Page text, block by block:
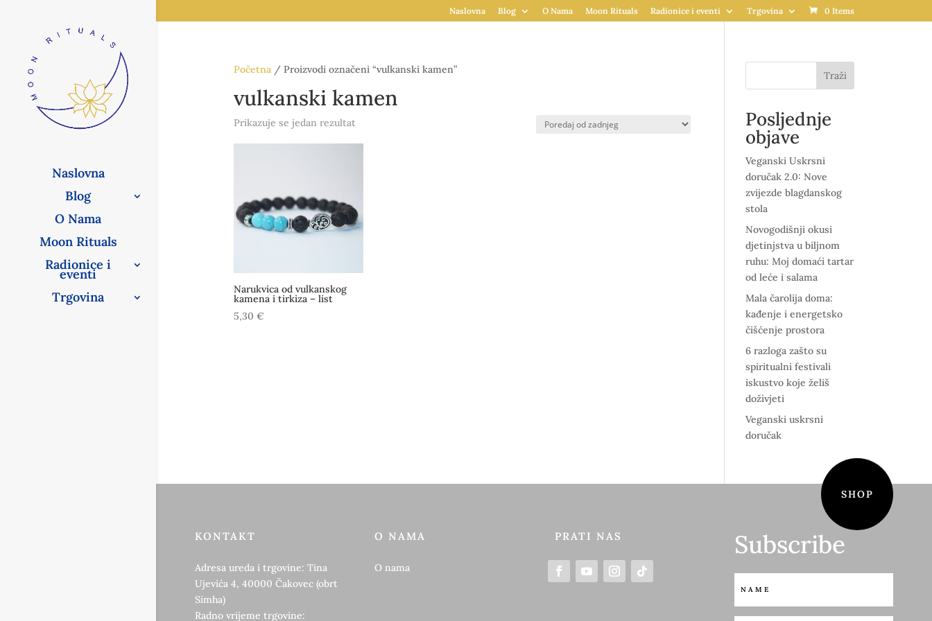
Naslovna Blog O Nama Moon Rituals Radionice i eventi Trgovina 0 Items
Naslovna
Blog
O Nama
Moon Rituals
Radionice i
eventi
Trgovina
Početna/ Proizvodi označeni “vulkanski kamen”
vulkanski kamen
Prikazuje se jedan rezultat
Narukvica od vulkanskog
kamena i tirkiza – list
5,30 €
Traži
Posljednje
objave
Veganski Uskrsni
doručak 2.0: Nove
zvijezde blagdanskog
stola
Novogodišnji okusi
djetinjstva u biljnom
ruhu: Moj domaći tartar
od leće i salama
Mala čarolija doma:
kađenje i energetsko
čišćenje prostora
6 razloga zašto su
spiritualni festivali
iskustvo koje želiš
doživjeti
Veganski uskrsni
doručak
KONTAKT
Adresa ureda i trgovine: Tina
Ujevića 4, 40000 Čakovec (obrt
Simha)
Radno vrijeme trgovine:
O NAMA
O nama
PRATI NAS
SHOP
Subscribe